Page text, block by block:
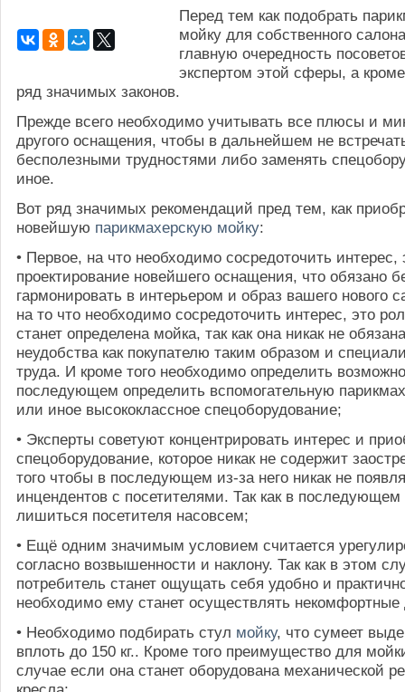
Перед тем как подобрать
мойку для собственного
главную очередность
экспертом этой сферы, а
ряд значимых законов.
Прежде всего необходимо учитывать все плюсы и
другого оснащения, чтобы в дальнейшем не
бесполезными трудностями либо заменять
иное.
Вот ряд значимых рекомендаций пред тем, как
новейшую парикмахерскую мойку:
• Первое, на что необходимо сосредоточить интерес,
проектирование новейшего оснащения, что обязано
гармонировать в интерьером и образ вашего нового
на то что необходимо сосредоточить интерес, это
станет определена мойка, так как она никак не
неудобства как покупателю таким образом и
труда. И кроме того необходимо определить
последующем определить вспомогательную
или иное высококлассное спецоборудование;
• Эксперты советуют концентрировать интерес и
спецоборудование, которое никак не содержит
того чтобы в последующем из-за него никак не
инцендентов с посетителями. Так как в
лишиться посетителя насовсем;
• Ещё одним значимым условием считается
согласно возвышенности и наклону. Так как в этом
потребитель станет ощущать себя удобно и
необходимо ему станет осуществлять некомфортные
• Необходимо подбирать стул мойку, что сумеет
вплоть до 150 кг.. Кроме того преимущество для
случае если она станет оборудована механической